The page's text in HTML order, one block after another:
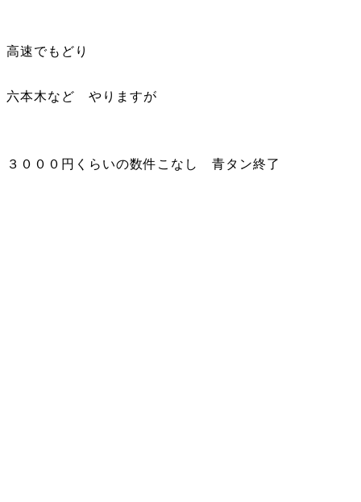
高速でもどり
六本木など やりますが
３０００円くらいの数件こなし 青タン終了